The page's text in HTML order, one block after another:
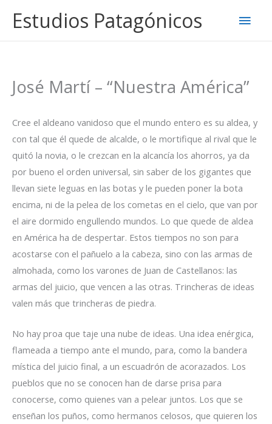
contenido
Estudios Patagónicos
José Martí – “Nuestra América”
Cree el aldeano vanidoso que el mundo entero es su aldea, y
con tal que él quede de alcalde, o le mortifique al rival que le
quitó la novia, o le crezcan en la alcancía los ahorros, ya da
por bueno el orden universal, sin saber de los gigantes que
llevan siete leguas en las botas y le pueden poner la bota
encima, ni de la pelea de los cometas en el cielo, que van por
el aire dormido engullendo mundos. Lo que quede de aldea
en América ha de despertar. Estos tiempos no son para
acostarse con el pañuelo a la cabeza, sino con las armas de
almohada, como los varones de Juan de Castellanos: las
armas del juicio, que vencen a las otras. Trincheras de ideas
valen más que trincheras de piedra.
No hay proa que taje una nube de ideas. Una idea enérgica,
flameada a tiempo ante el mundo, para, como la bandera
mística del juicio final, a un escuadrón de acorazados. Los
pueblos que no se conocen han de darse prisa para
conocerse, como quienes van a pelear juntos. Los que se
enseñan los puños, como hermanos celosos, que quieren los